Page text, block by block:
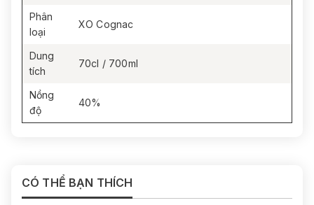
Phân
loại
XO Cognac
Dung
tích
70cl / 700ml
Nồng
độ
40%
CÓ THỂ BẠN THÍCH